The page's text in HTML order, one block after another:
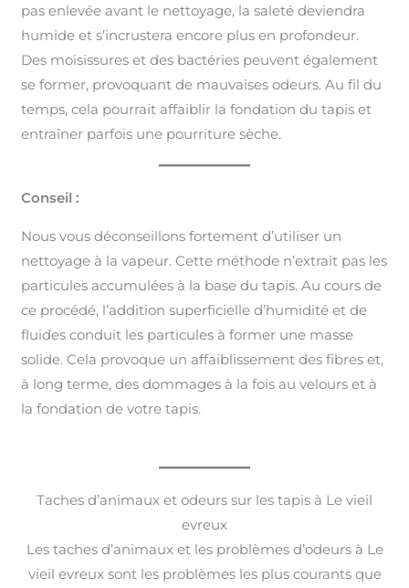
pas enlevée avant le nettoyage, la saleté deviendra
humide et s’incrustera encore plus en profondeur.
Des moisissures et des bactéries peuvent également
se former, provoquant de mauvaises odeurs. Au fil du
temps, cela pourrait affaiblir la fondation du tapis et
entraîner parfois une pourriture sèche.
Conseil :
Nous vous déconseillons fortement d’utiliser un
nettoyage à la vapeur. Cette méthode n’extrait pas les
particules accumulées à la base du tapis. Au cours de
ce procédé, l’addition superficielle d’humidité et de
fluides conduit les particules à former une masse
solide. Cela provoque un affaiblissement des fibres et,
à long terme, des dommages à la fois au velours et à
la fondation de votre tapis.
Taches d’animaux et odeurs sur les tapis à Le vieil
evreux
Les taches d’animaux et les problèmes d’odeurs à Le
vieil evreux sont les problèmes les plus courants que